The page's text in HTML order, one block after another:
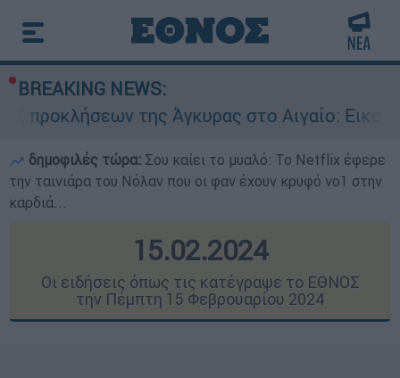
BREAKING NEWS:
Άγκυρας στο Αιγαίο: Εικονική αερομαχία
δημοφιλές τώρα: Σου καίει το μυαλό: Το Netflix έφερε
την ταινιάρα του Νόλαν που οι φαν έχουν κρυφό νο1 στην
καρδιά...
15.02.2024
Οι ειδήσεις όπως τις κατέγραψε το ΕΘΝΟΣ
την Πέμπτη 15 Φεβρουαρίου 2024